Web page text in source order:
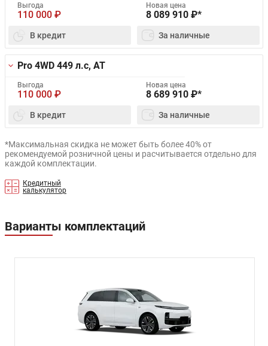
Выгода
110 000 ₽
Новая цена
8 089 910 ₽*
В кредит За наличные
Pro 4WD 449 л.с, AT
Выгода
110 000 ₽
Новая цена
8 689 910 ₽*
В кредит За наличные
*Максимальная скидка не может быть более 40% от
рекомендуемой розничной цены и расчитывается отдельно для
каждой комплектации.
Кредитный
калькулятор
Варианты комплектаций